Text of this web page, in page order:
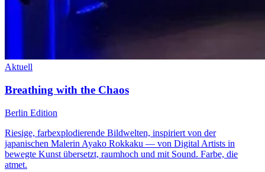
Aktuell
Breathing with the Chaos
Berlin Edition
Riesige, farbexplodierende Bildwelten, inspiriert von der
japanischen Malerin Ayako Rokkaku — von Digital Artists in
bewegte Kunst übersetzt, raumhoch und mit Sound. Farbe, die
atmet.